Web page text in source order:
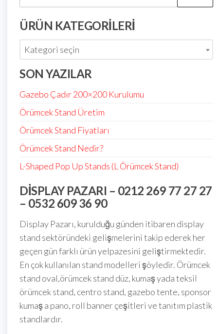
ÜRÜN KATEGORILERI
Kategori seçin
SON YAZILAR
Gazebo Çadır 200×200 Kurulumu
Örümcek Stand Üretim
Örümcek Stand Fiyatları
Örümcek Stand Nedir?
L-Shaped Pop Up Stands (L Örümcek Stand)
DISPLAY PAZARI – 0212 269 77 27 27
– 0532 609 36 90
Display Pazarı, kurulduğu günden itibaren display
stand sektöründeki gelişmelerini takip ederek her
geçen gün farklı ürün yelpazesini geliştirmektedir.
En çok kullanılan stand modelleri şöyledir. Örümcek
stand oval,örümcek stand düz, kumaş yada teksil
örümcek stand, centro stand, gazebo tente, sponsor
kumaş a pano, roll banner çeşitleri ve tanıtım plastik
standlardır.